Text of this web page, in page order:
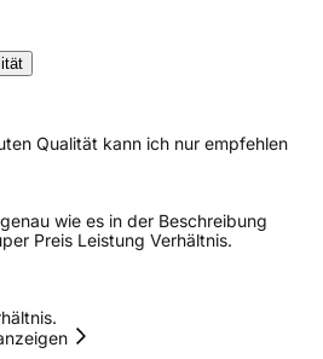
Qualität kann ich nur empfehlen
wie es in der Beschreibung
Preis Leistung Verhältnis.